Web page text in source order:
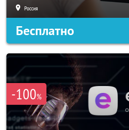
Россия
Бесплатно
-100%